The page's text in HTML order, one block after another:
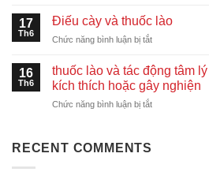
Toàn
Khu
Hồ
Minh
Lào
Lãng
Phòng
Loại
–
17
Th6
Điếu cày và thuốc lào
Chức năng bình luận bị tắtở
cày
và
thuốc
lào
16
Th6
thuốc lào và tác động tâm
kích thích hoặc gây nghiện
Chức năng bình luận bị tắtở
RECENT COMMENTS